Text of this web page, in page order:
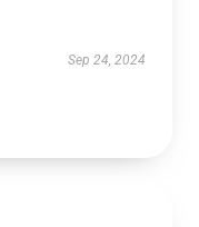
Sep 24, 2024